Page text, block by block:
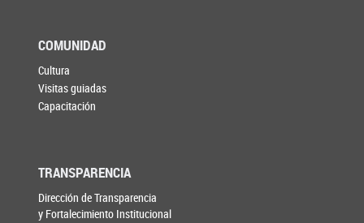
COMUNIDAD
Cultura
Visitas guiadas
Capacitación
TRANSPARENCIA
Dirección de Transparencia
y Fortalecimiento Institucional